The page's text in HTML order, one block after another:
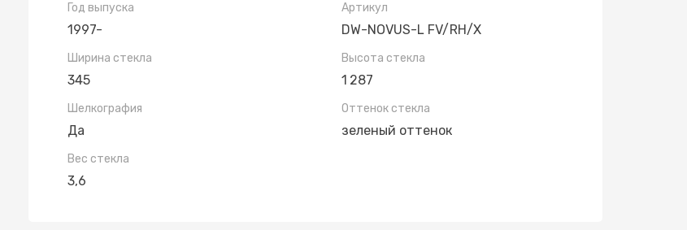
Год выпуска
1997-
Артикул
DW-NOVUS-L FV/RH/X
Ширина стекла
345
Высота стекла
1 287
Шелкография
Да
Оттенок стекла
зеленый оттенок
Вес стекла
3,6